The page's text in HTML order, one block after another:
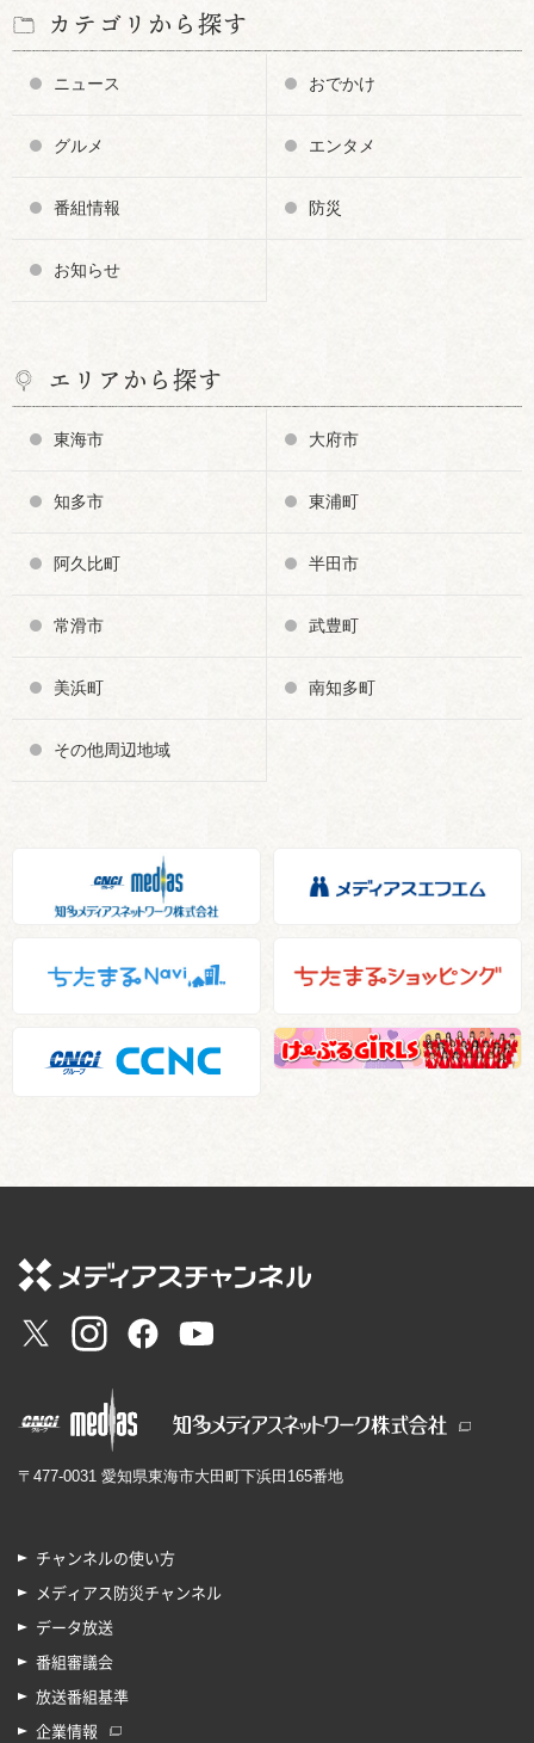
カテゴリから探す
ニュース おでかけ
グルメ エンタメ
番組情報 防災
お知らせ
エリアから探す
東海市 大府市
知多市 東浦町
阿久比町 半田市
常滑市 武豊町
美浜町 南知多町
その他周辺地域
〒477-0031 愛知県東海市大田町下浜田165番地
チャンネルの使い方
メディアス防災チャンネル
データ放送
番組審議会
放送番組基準
企業情報